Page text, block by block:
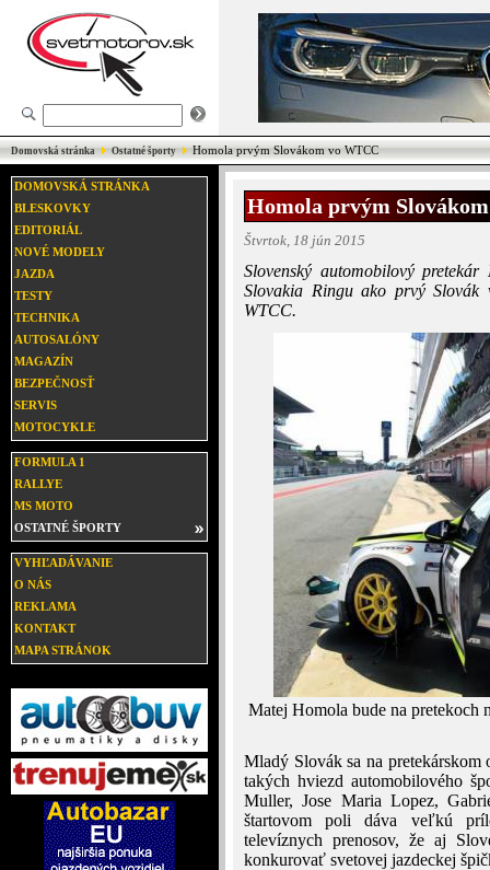
Domovská stránka Ostatné športy Homola prvým Slovákom vo WTCC
DOMOVSKÁ STRÁNKA
BLESKOVKY
EDITORIÁL
NOVÉ MODELY
JAZDA
TESTY
TECHNIKA
AUTOSALÓNY
MAGAZÍN
BEZPEČNOSŤ
SERVIS
MOTOCYKLE
FORMULA 1
RALLYE
MS MOTO
OSTATNÉ ŠPORTY
VYHĽADÁVANIE
O NÁS
REKLAMA
KONTAKT
MAPA STRÁNOK
Homola prvým
Štvrtok, 18 jún 2015
Slovenský automobilový
Slovakia Ringu ako prvý Slovák
WTCC.
Matej Homola bude na
Mladý Slovák sa na
takých hviezd automobilového
Muller, Jose Maria Lopez,
štartovom poli dáva veľkú
televíznych prenosov, že aj
konkurovať svetovej jazdeckej